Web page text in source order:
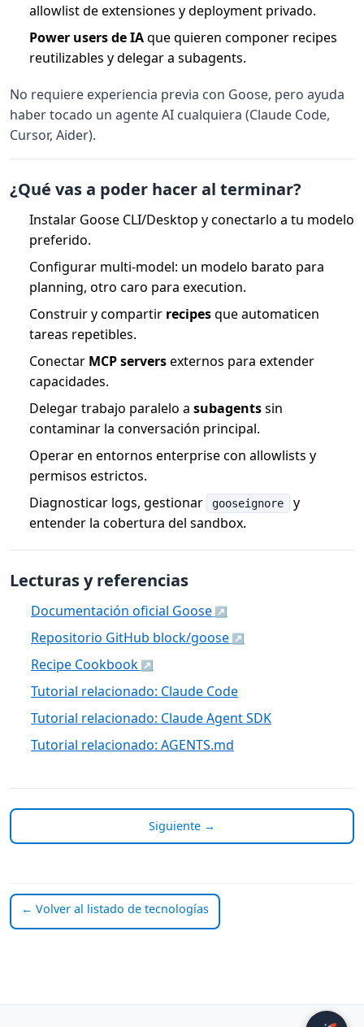
allowlist de extensiones y deployment privado.
Power users de IAque quieren componer recipes
reutilizables y delegar a subagents.
No requiere experiencia previa con Goose, pero ayuda
haber tocado un agente AI cualquiera (Claude Code,
Cursor, Aider).
¿Qué vas a poder hacer al terminar?
Instalar Goose CLI/Desktop y conectarlo a tu modelo
preferido.
Configurar multi-model: un modelo barato para
planning, otro caro para execution.
Construir y compartir recipesque automaticen
tareas repetibles.
Conectar MCP serversexternos para extender
capacidades.
Delegar trabajo paralelo a subagentssin
contaminar la conversación principal.
Operar en entornos enterprise con allowlists y
permisos estrictos.
Diagnosticar logs, gestionar
gooseignore
y
entender la cobertura del sandbox.
Lecturas y referencias
Documentación oficial Goose
Repositorio GitHub block/goose
Recipe Cookbook
Tutorial relacionado: Claude Code
Tutorial relacionado: Claude Agent SDK
Tutorial relacionado: AGENTS.md
Siguiente →
← Volver al listado de tecnologías